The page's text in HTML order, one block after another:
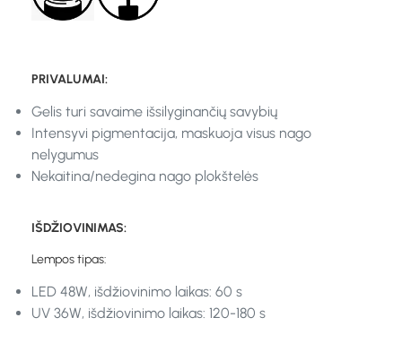
PRIVALUMAI:
Gelis turi savaime išsilyginančių savybių
Intensyvi pigmentacija, maskuoja visus nago
nelygumus
Nekaitina/nedegina nago plokštelės
IŠDŽIOVINIMAS:
Lempos tipas:
LED 48W, išdžiovinimo laikas: 60 s
UV 36W, išdžiovinimo laikas: 120-180 s